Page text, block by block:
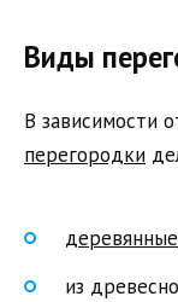
Виды
В зависимости
перегородки
из